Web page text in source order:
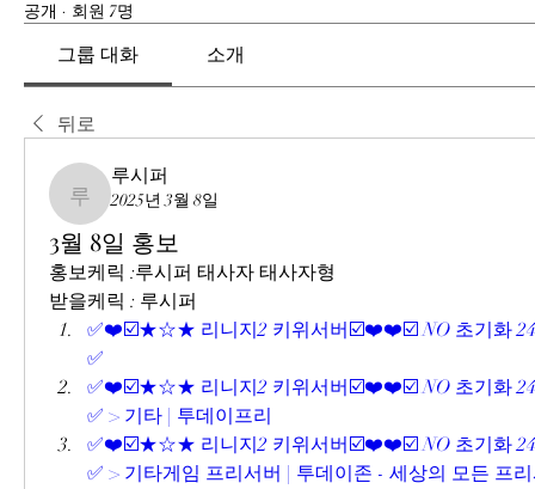
공개 · 회원 7명
그룹 대화 소개
뒤로
루시퍼
루시퍼
2025년 3월 8일
3월 8일 홍보
홍보케릭 :루시퍼 태사자 태사자형
받을케릭 : 루시퍼
✅❤️☑️★☆★ 리니지2 키위서버☑️❤️❤️☑️ NO 초기화
✅
✅❤️☑️★☆★ 리니지2 키위서버☑️❤️❤️☑️ NO 초기화
✅ > 기타 | 투데이프리
✅❤️☑️★☆★ 리니지2 키위서버☑️❤️❤️☑️ NO 초기화
✅ > 기타게임 프리서버 | 투데이존 - 세상의 모든 프